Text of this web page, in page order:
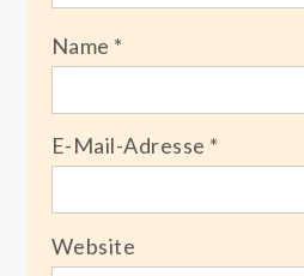
Name *
E-Mail-Adresse *
Website